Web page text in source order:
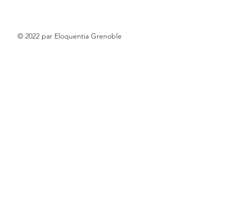
© 2022 par Eloquentia Grenoble